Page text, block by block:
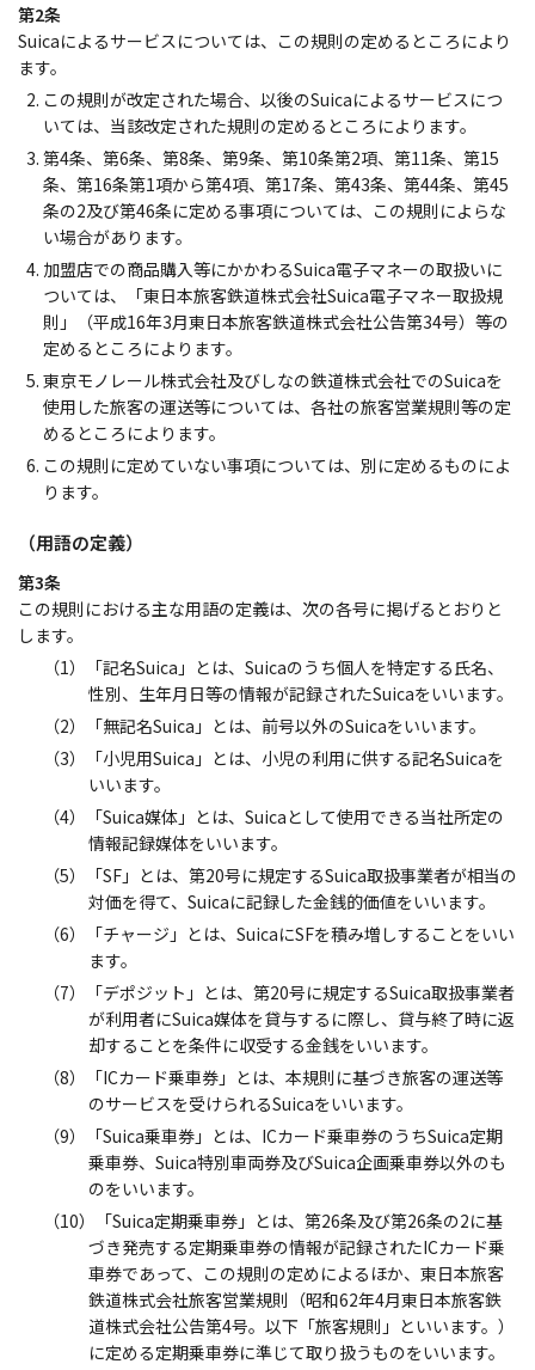
第2条
Suicaによるサービスについては、この規則の定めるところにより
ます。
この規則が改定された場合、以後のSuicaによるサービスにつ
いては、当該改定された規則の定めるところによります。
第4条、第6条、第8条、第9条、第10条第2項、第11条、第15
条、第16条第1項から第4項、第17条、第43条、第44条、第45
条の2及び第46条に定める事項については、この規則によらな
い場合があります。
加盟店での商品購入等にかかわるSuica電子マネーの取扱いに
ついては、「東日本旅客鉄道株式会社Suica電子マネー取扱規
則」（平成16年3月東日本旅客鉄道株式会社公告第34号）等の
定めるところによります。
東京モノレール株式会社及びしなの鉄道株式会社でのSuicaを
使用した旅客の運送等については、各社の旅客営業規則等の定
めるところによります。
この規則に定めていない事項については、別に定めるものによ
ります。
（用語の定義）
第3条
この規則における主な用語の定義は、次の各号に掲げるとおりと
します。
（1）「記名Suica」とは、Suicaのうち個人を特定する氏名、
性別、生年月日等の情報が記録されたSuicaをいいます。
（2）「無記名Suica」とは、前号以外のSuicaをいいます。
（3）「小児用Suica」とは、小児の利用に供する記名Suicaを
いいます。
（4）「Suica媒体」とは、Suicaとして使用できる当社所定の
情報記録媒体をいいます。
（5）「SF」とは、第20号に規定するSuica取扱事業者が相当の
対価を得て、Suicaに記録した金銭的価値をいいます。
（6）「チャージ」とは、SuicaにSFを積み増しすることをいい
ます。
（7）「デポジット」とは、第20号に規定するSuica取扱事業者
が利用者にSuica媒体を貸与するに際し、貸与終了時に返
却することを条件に収受する金銭をいいます。
（8）「ICカード乗車券」とは、本規則に基づき旅客の運送等
のサービスを受けられるSuicaをいいます。
（9）「Suica乗車券」とは、ICカード乗車券のうちSuica定期
乗車券、Suica特別車両券及びSuica企画乗車券以外のも
のをいいます。
（10）「Suica定期乗車券」とは、第26条及び第26条の2に基
づき発売する定期乗車券の情報が記録されたICカード乗
車券であって、この規則の定めによるほか、東日本旅客
鉄道株式会社旅客営業規則（昭和62年4月東日本旅客鉄
道株式会社公告第4号。以下「旅客規則」といいます。）
に定める定期乗車券に準じて取り扱うものをいいます。